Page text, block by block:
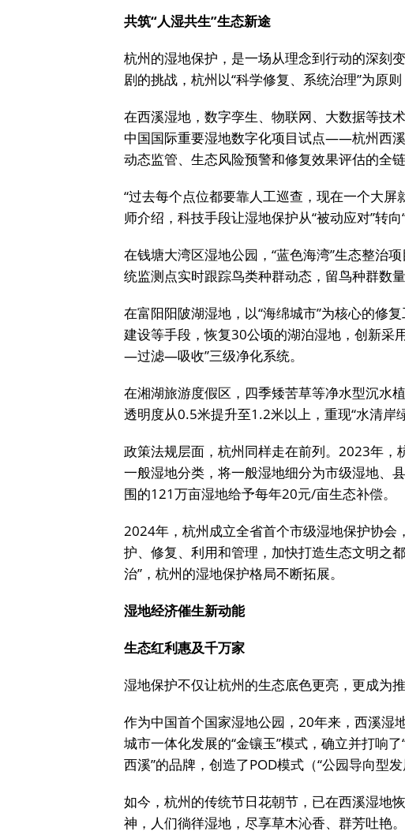
共筑“人湿共生”生态新途
杭州的湿地保护，是一场从理念到行动的深刻
剧的挑战，杭州以“科学修复、系统治理”为原
在西溪湿地，数字孪生、物联网、大数据等技
中国国际重要湿地数字化项目试点——杭州西
动态监管、生态风险预警和修复效果评估的全链
“过去每个点位都要靠人工巡查，现在一个大
师介绍，科技手段让湿地保护从“被动应对”转向“
在钱塘大湾区湿地公园，“蓝色海湾”生态整治
统监测点实时跟踪鸟类种群动态，留鸟种群数量
在富阳阳陂湖湿地，以“海绵城市”为核心的修
建设等手段，恢复30公顷的湖泊湿地，创新采
—过滤—吸收”三级净化系统。
在湘湖旅游度假区，四季矮苦草等净水型沉水
透明度从0.5米提升至1.2米以上，重现“水清岸
政策法规层面，杭州同样走在前列。2023年
一般湿地分类，将一般湿地细分为市级湿地、
围的121万亩湿地给予每年20元/亩生态补偿。
2024年，杭州成立全省首个市级湿地保护协
护、修复、利用和管理，加快打造生态文明之
治”，杭州的湿地保护格局不断拓展。
湿地经济催生新动能
生态红利惠及千万家
湿地保护不仅让杭州的生态底色更亮，更成为
作为中国首个国家湿地公园，20年来，西溪湿
城市一体化发展的“金镶玉”模式，确立并打响
西溪”的品牌，创造了POD模式（“公园导向型发
如今，杭州的传统节日花朝节，已在西溪湿地
神，人们徜徉湿地，尽享草木沁香、群芳吐艳